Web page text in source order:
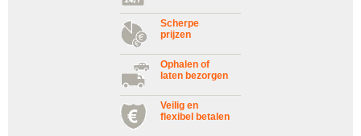
Scherpe
prijzen
Ophalen of
laten bezorgen
Veilig en
flexibel betalen